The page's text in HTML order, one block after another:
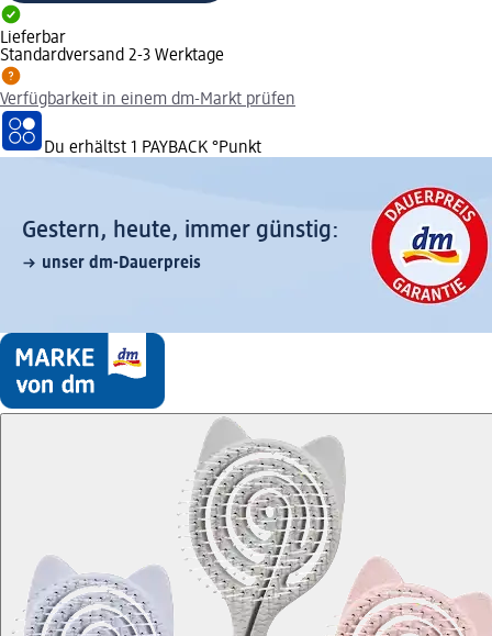
Lieferbar
Standardversand 2-3 Werktage
Verfügbarkeit in einem dm-Markt prüfen
Du erhältst 1 PAYBACK °Punkt
Gestern, heute, immer günstig:
unser dm-Dauerpreis